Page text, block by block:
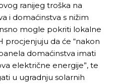
ranijeg troška na
i domaćinstva s nižim
mogle pokriti lokalne
procjenjuju da će “nakon
domaćinstva imati
električne energije”, te
u ugradnju solarnih